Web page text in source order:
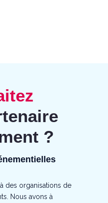
?
des organisations de
Nous avons à